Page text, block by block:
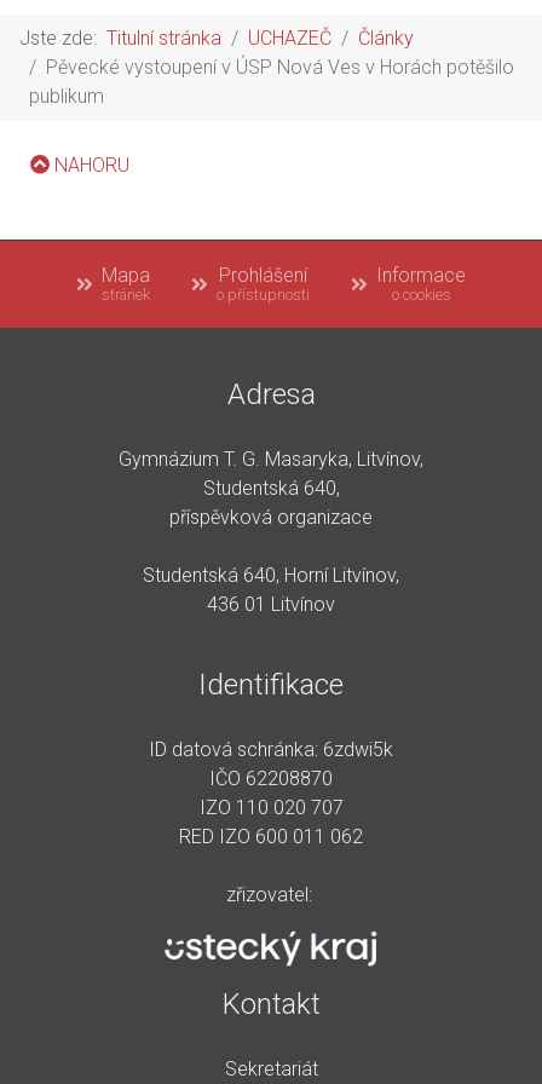
Jste zde: Titulní stránka UCHAZEČ
Články
Pěvecké vystoupení v ÚSP Nová Ves v Horách potěšilo
publikum
NAHORU
Mapa
stránek
Prohlášení
o přístupnosti
Informace
o cookies
Adresa
Gymnázium T. G. Masaryka, Litvínov,
Studentská 640,
příspěvková organizace
Studentská 640, Horní Litvínov,
436 01 Litvínov
Identifikace
ID datová schránka: 6zdwi5k
IČO 62208870
IZO 110 020 707
RED IZO 600 011 062
zřizovatel:
Kontakt
Sekretariát